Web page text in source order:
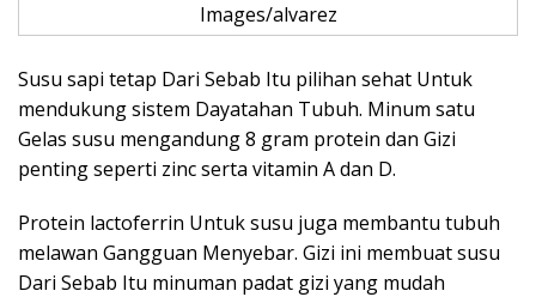
Images/alvarez
Susu sapi tetap Dari Sebab Itu pilihan sehat Untuk
mendukung sistem Dayatahan Tubuh. Minum satu
Gelas susu mengandung 8 gram protein dan Gizi
penting seperti zinc serta vitamin A dan D.
Protein lactoferrin Untuk susu juga membantu tubuh
melawan Gangguan Menyebar. Gizi ini membuat susu
Dari Sebab Itu minuman padat gizi yang mudah